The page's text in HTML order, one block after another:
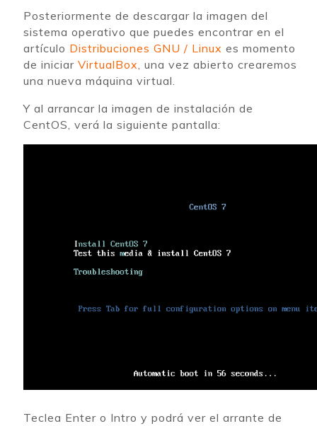
Posteriormente de descargar la imagen del
sistema operativo que puedes encontrar en el
artículo Distribuciones GNU / Linux es momento
de iniciar VirtualBox, una vez abierto crearemos
una nueva máquina virtual.
Y al arrancar la imagen de instalación de
CentOS, verá la siguiente pantalla:
Teclea Enter o Intro y podrá ver el arrante de